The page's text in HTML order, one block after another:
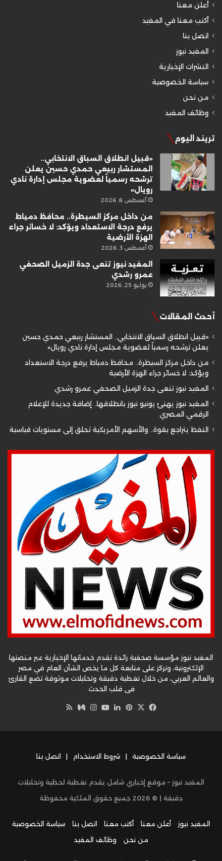
أعلن معنا
أكتب معنا في المفيد
اتصل بنا
المفيد نيوز
النشرات الإخبارية
سياسة الخصوصية
من نحن
وظائف المفيد
تريند اليوم
«قبيل انطلاق السباق الانتخابي..
المستشار ربيعي حمدي حسين يعلن
ترشحه رسمياً لعضوية مجلس إدارة نادي
رويال»
أغسطس 6, 2026
من داخل مركز السيطرة.. محافظ دمياط
يرفع درجة الاستعداد ويؤكد: لا خسائر جراء
الهزة الأرضية
أغسطس 3, 2026
المفيد نيوز تنعى جدة الزميل الصحفي
عمرو رشدي
يوليو 25, 2026
أحدث المقالات
«قبيل انطلاق السباق الانتخابي.. المستشار ربيعي حمدي حسين
يعلن ترشحه رسمياً لعضوية مجلس إدارة نادي رويال»
من داخل مركز السيطرة.. محافظ دمياط يرفع درجة الاستعداد
ويؤكد: لا خسائر جراء الهزة الأرضية
المفيد نيوز تنعى جدة الزميل الصحفي عمرو رشدي
المفيد نيوز يهنئ يونيو نيوز بانطلاقها.. إضافة جديدة للإعلام
الرقمي المصري
النفط يتراجع بقوة.. والأسهم الأمريكية تحلق إلى مستويات قياسية
المفيد نيوز مؤسسة صحفية رائدة تقدم خدماتها الإخبارية عبر منصتها
الإلكترونية، وتركز على متابعة كل ما يخص الشأن العام في مصر
والعالم العربي، من خلال تغطية دقيقة وتحليلات موثوقة تضع القارئ
في قلب الحدث.
فيسبوك
‫X بينتيريست
لينكدإن‫YouTube
انستقرام
وسط
سياسة الخصوصية | شروط الاستخدام | اتصل بنا
المفيد نيوز – موقع إخباري شامل يقدم تغطية لحظية وتحليلات
دقيقة | © 2026 جميع حقوق الملكية محفوظة
المفيد نيوز أعلن معنا أكتب معنا اتصل بنا
سياسة الخصوصية
من نحن
وظائف المفيد